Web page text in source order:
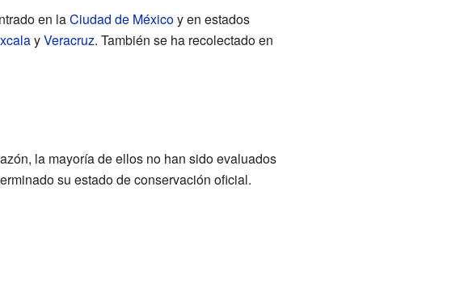
en laCiudad de Méxicoy en estados
yVeracruz. También se ha recolectado en
la mayoría de ellos no han sido evaluados
su estado de conservación oficial.